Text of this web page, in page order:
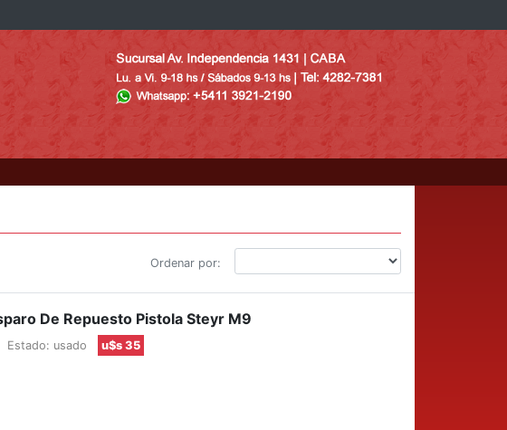
Ordenar por:
De Repuesto Pistola Steyr M9
Estado: usado u$s 35